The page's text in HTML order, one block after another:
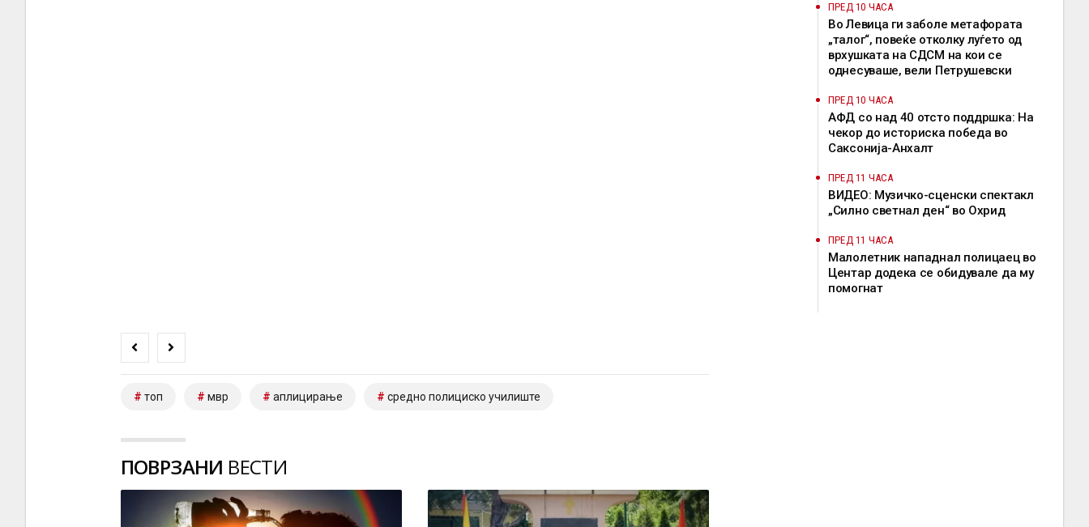
топ мвр аплицирање средно полициско училиште
ПОВРЗАНИ ВЕСТИ
ПРЕД 10 ЧАСА
Во Левица ги заболе метафората
„талог“, повеќе отколку луѓето од
врхушката на СДСМ на кои се
однесуваше, вели Петрушевски
ПРЕД 10 ЧАСА
АФД со над 40 отсто поддршка: На
чекор до историска победа во
Саксонија-Анхалт
ПРЕД 11 ЧАСА
ВИДЕО: Музичко-сценски спектакл
„Силно светнал ден“ во Охрид
ПРЕД 11 ЧАСА
Малолетник нападнал полицаец во
Центар додека се обидувале да му
помогнат